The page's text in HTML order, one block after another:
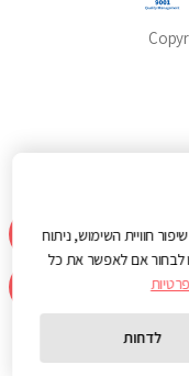
חוויית השימוש, ניתוח
לבחור אם לאפשר את כל
לדחות